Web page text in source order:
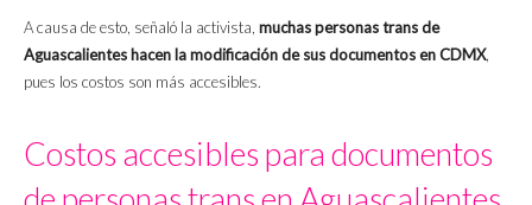
A causa de esto, señaló la activista, muchas personas trans de
Aguascalientes hacen la modificación de sus documentos en CDMX,
pues los costos son más accesibles.
Costos accesibles para documentos